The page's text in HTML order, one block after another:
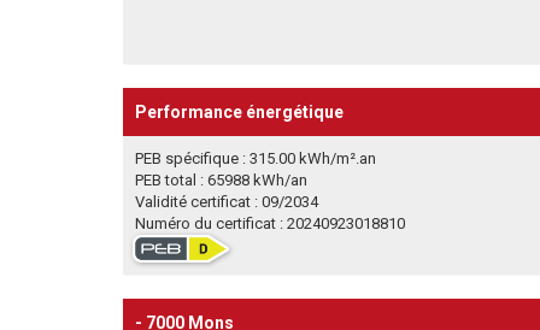
Performance énergétique
PEB spécifique : 315.00 kWh/m².an
PEB total : 65988 kWh/an
Validité certificat : 09/2034
Numéro du certificat : 20240923018810
- 7000 Mons